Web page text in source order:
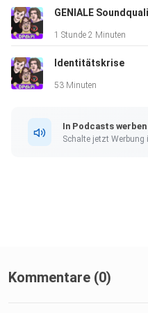
GENIALE
1 Stunde 2 Minuten
Identitätskrise
53 Minuten
In Podcasts werben
Schalte jetzt Werbung
Kommentare (0)